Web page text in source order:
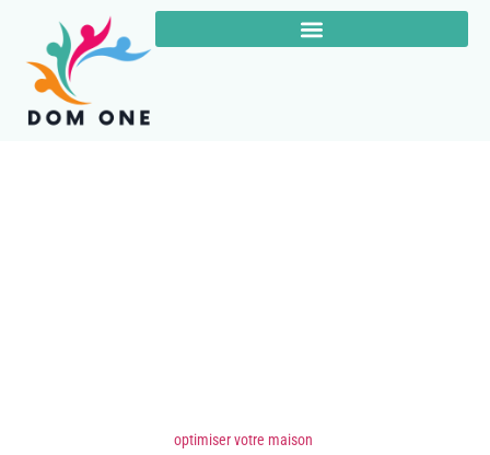
optimiser votre maison